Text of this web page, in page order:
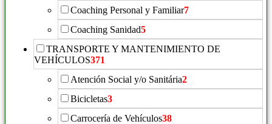
Coaching Personal y Familiar7
Coaching Sanidad5
TRANSPORTE Y MANTENIMIENTO DE
VEHÍCULOS371
Atención Social y/o Sanitária2
Bicicletas3
Carrocería de Vehículos38